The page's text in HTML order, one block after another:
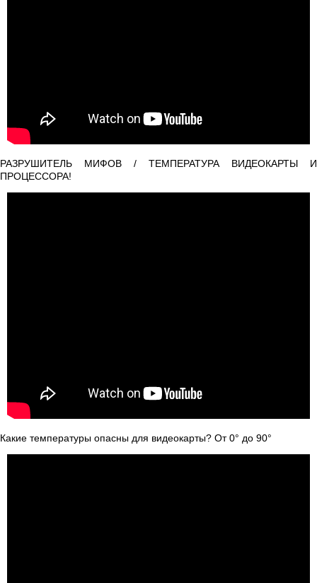
РАЗРУШИТЕЛЬ МИФОВ / ТЕМПЕРАТУРА ВИДЕОКАРТЫ И
ПРОЦЕССОРА!
Какие температуры опасны для видеокарты? От 0° до 90°